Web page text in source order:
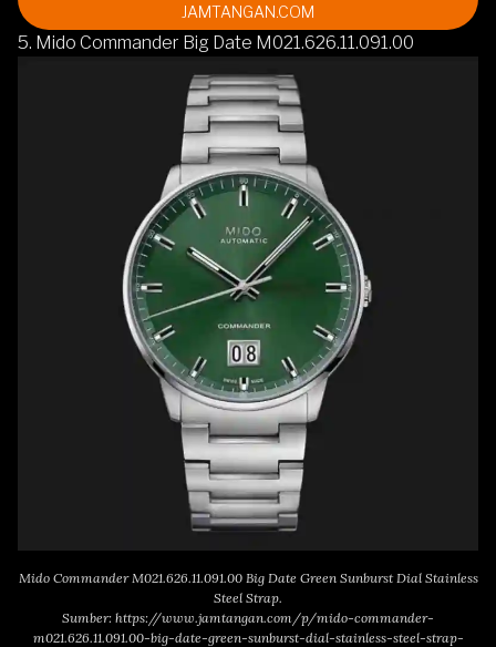
JAMTANGAN.COM
5. Mido Commander Big Date M021.626.11.091.00
Mido Commander M021.626.11.091.00 Big Date Green Sunburst Dial Stainless
Steel Strap.
Sumber: https://www.jamtangan.com/p/mido-commander-
m021.626.11.091.00-big-date-green-sunburst-dial-stainless-steel-strap-